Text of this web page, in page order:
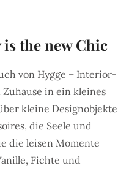
the new Chic
von Hygge – Interior-
in ein kleines
kleine Designobjekte
die Seele und
die leisen Momente
Fichte und